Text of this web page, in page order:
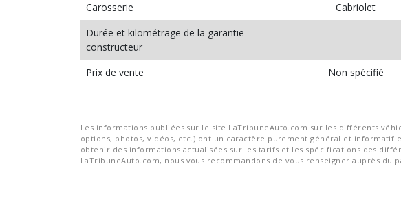
Carosserie
Cabriolet
Durée et kilométrage de la garantie
constructeur
Prix de vente
Non spécifié
Les informations publiées sur le site LaTribuneAuto.com sur les différents
options, photos, vidéos, etc.) ont un caractère purement général et informatif
obtenir des informations actualisées sur les tarifs et les spécifications des
LaTribuneAuto.com, nous vous recommandons de vous renseigner auprès du